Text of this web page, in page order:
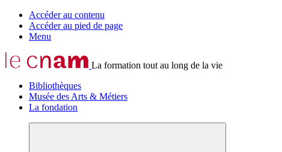
Accéder au contenu
Accéder au pied de page
Menu
La formation tout au long de la vie
Bibliothèques
Musée des Arts & Métiers
La fondation